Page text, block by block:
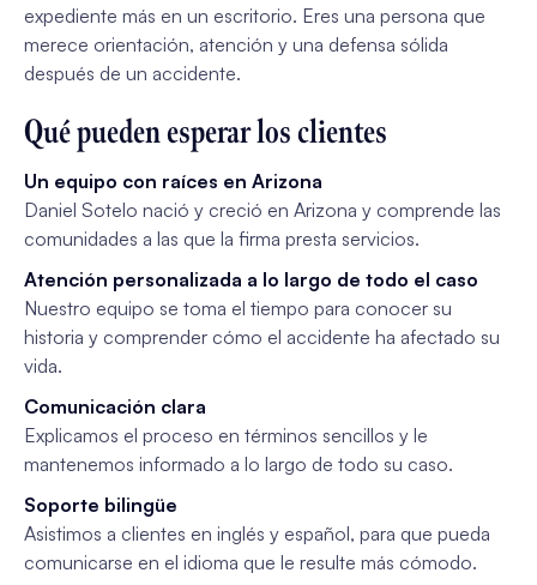
expediente más en un escritorio. Eres una persona que
merece orientación, atención y una defensa sólida
después de un accidente.
Qué pueden esperar los clientes
Un equipo con raíces en Arizona
Daniel Sotelo nació y creció en Arizona y comprende las
comunidades a las que la firma presta servicios.
Atención personalizada a lo largo de todo el caso
Nuestro equipo se toma el tiempo para conocer su
historia y comprender cómo el accidente ha afectado su
vida.
Comunicación clara
Explicamos el proceso en términos sencillos y le
mantenemos informado a lo largo de todo su caso.
Soporte bilingüe
Asistimos a clientes en inglés y español, para que pueda
comunicarse en el idioma que le resulte más cómodo.